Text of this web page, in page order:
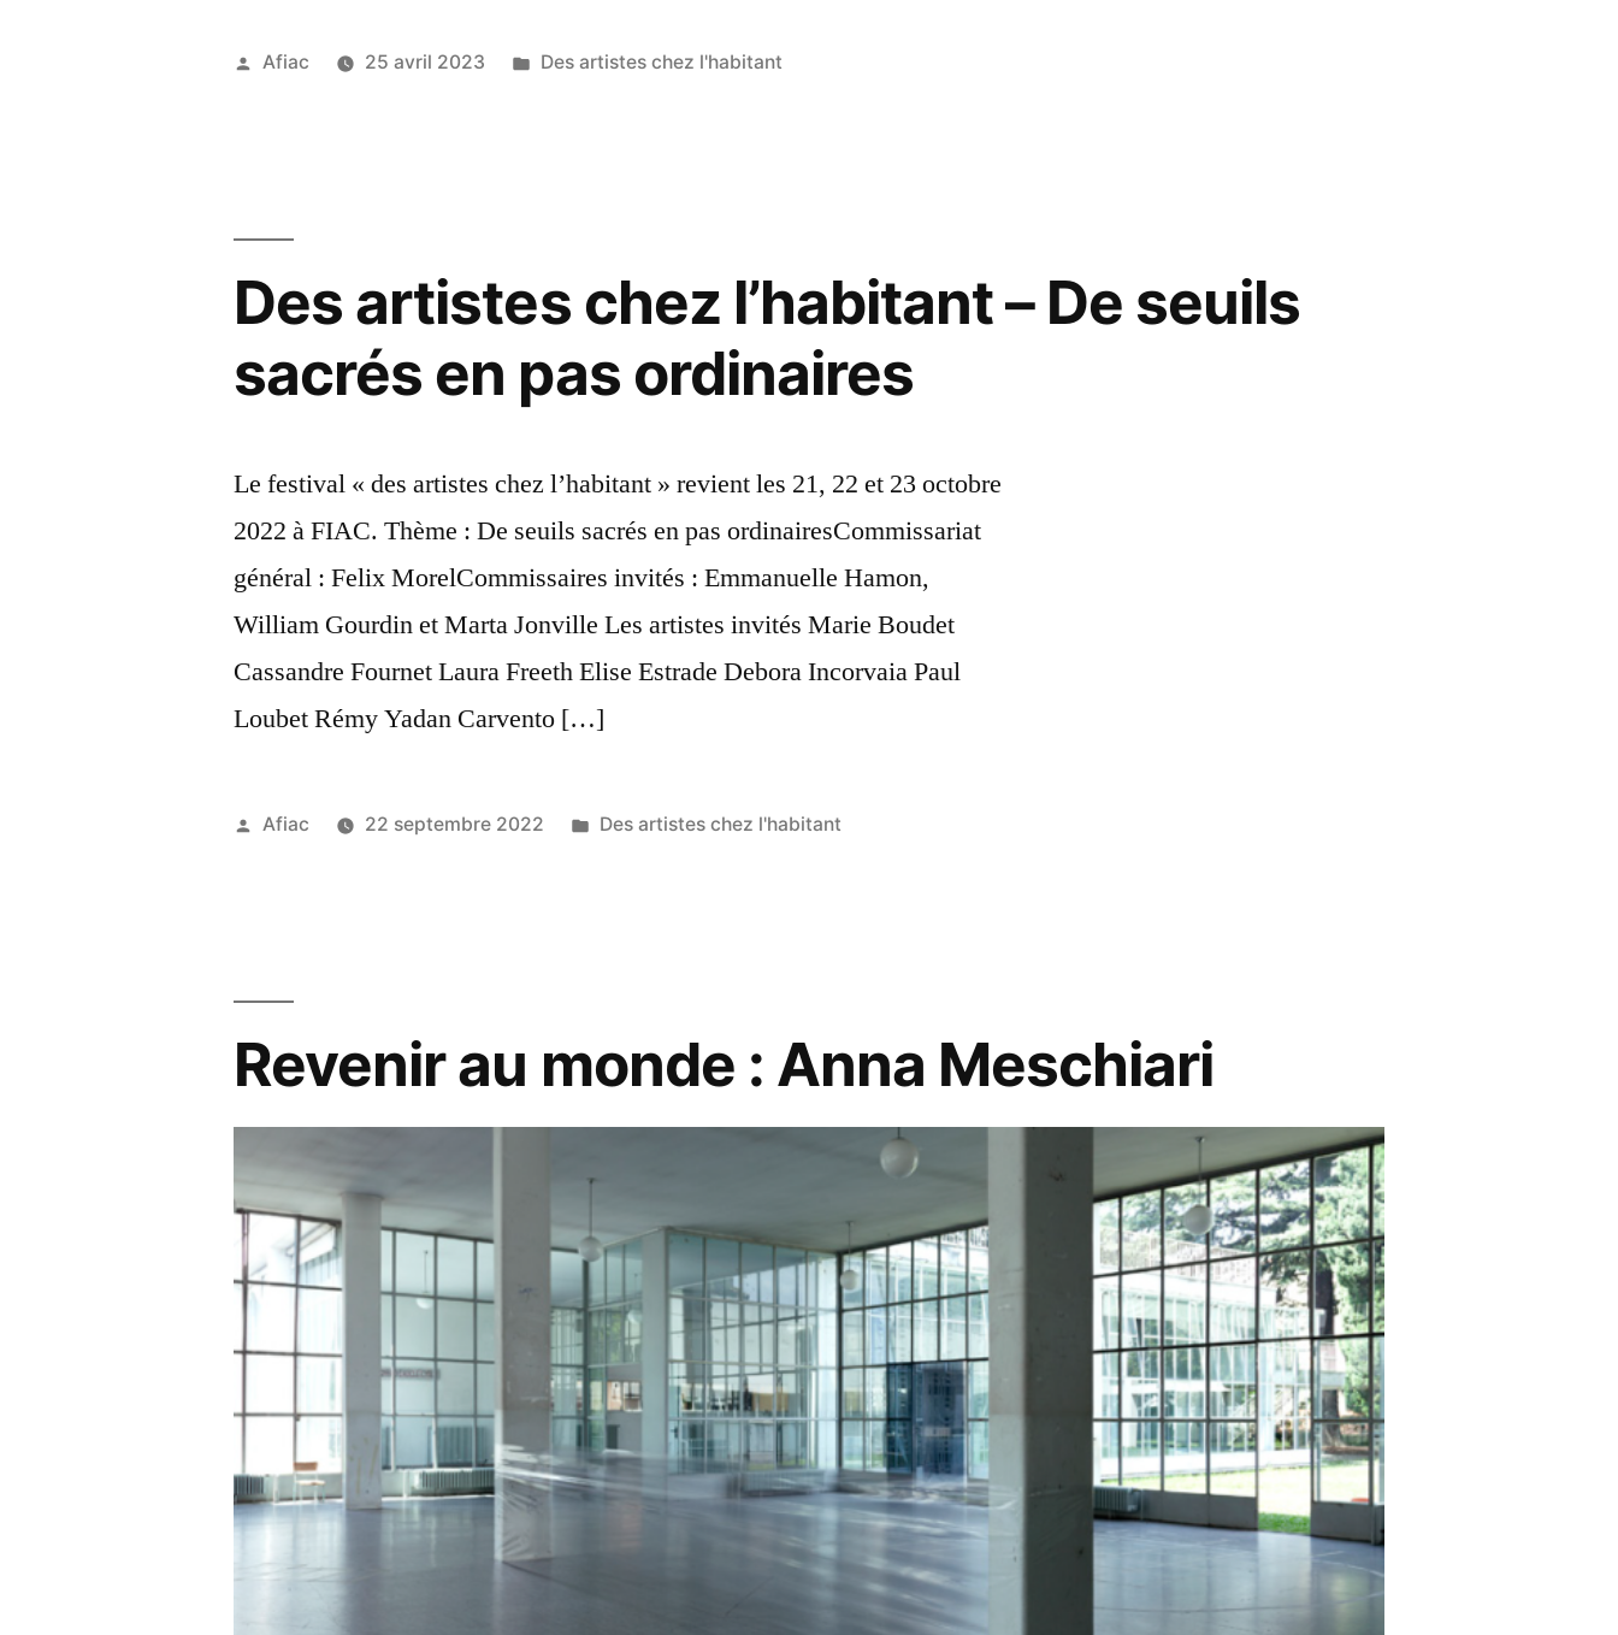
Publié
Afiac 25 avril 2023
Publié
Des artistes chez l'habitant
Des artistes chez l’habitant – De seuils
sacrés en pas ordinaires
Le festival « des artistes chez l’habitant » revient les 21, 22 et 23 octobre
2022 à FIAC. Thème : De seuils sacrés en pas ordinairesCommissariat
général : Felix MorelCommissaires invités : Emmanuelle Hamon,
William Gourdin et Marta Jonville Les artistes invités Marie Boudet
Cassandre Fournet Laura Freeth Elise Estrade Debora Incorvaia Paul
Loubet Rémy Yadan Carvento […]
Publié
Afiac 22 septembre 2022
Publié
Des artistes chez l'habitant
Revenir au monde : Anna Meschiari